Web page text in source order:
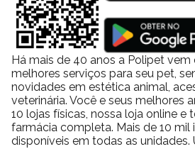
Há mais de 40 anos a Polipet
melhores serviços para seu pet,
novidades em estética animal,
veterinária. Você e seus melhores
10 lojas físicas, nossa loja online e
farmácia completa. Mais de 10 mil
disponíveis em todas as unidades.